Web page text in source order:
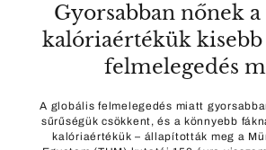
Gyorsabban nőnek a
kalóriaértékük kisebb
felmelegedés
A globális felmelegedés miatt
sűrűségük csökkent, és a könnyebb
kalóriaértékük – állapították meg a